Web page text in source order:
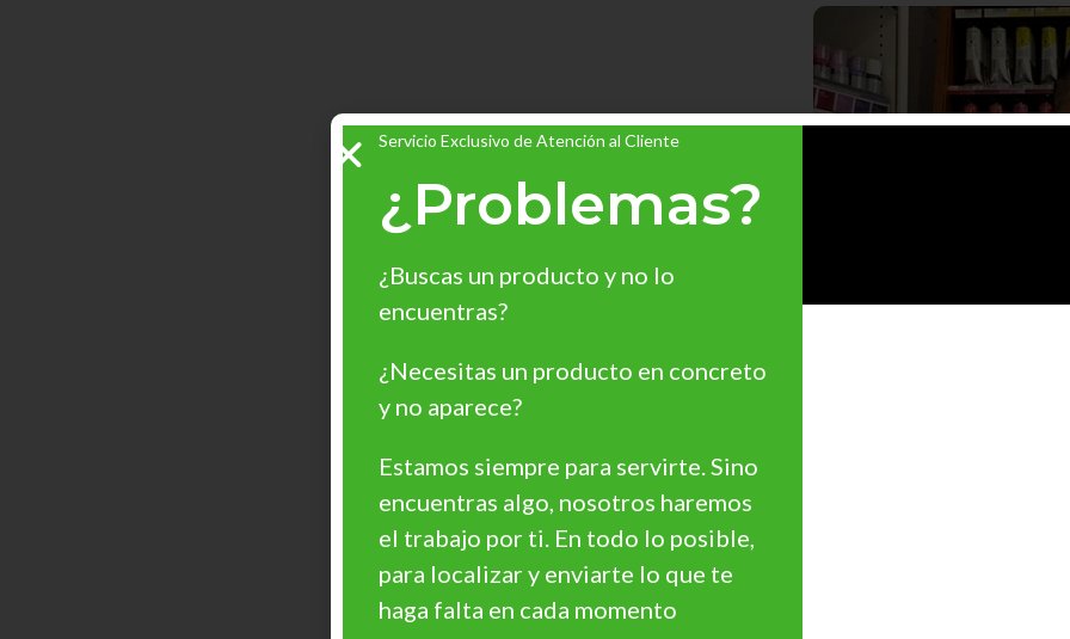
Servicio Exclusivo de Atención al Cliente
¿Problemas?
¿Buscas un producto y no lo
encuentras?
¿Necesitas un producto en concreto
y no aparece?
Estamos siempre para servirte. Sino
encuentras algo, nosotros haremos
el trabajo por ti. En todo lo posible,
para localizar y enviarte lo que te
haga falta en cada momento